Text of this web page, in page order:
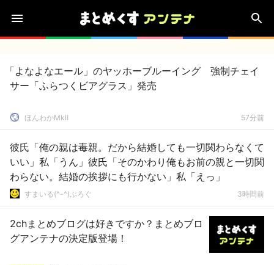
「よなよなエール」のヤッホーブルーイング 強制チェイ
サー「ふらつくビアグラス」発売
ほんわかMkⅡ 57分前
彼氏「俺の親は毒親。だから結婚しても一切関わらなくて
いい」私「うん」彼氏「そのかわり俺もお前の親と一切関
わらない。結婚の挨拶にも行かない」私「えっ」
すまいる(^-^)ぶろぐ 3時間前
2chまとめブログは好きですか？まとめブロ
グアンテナの決定版登場！